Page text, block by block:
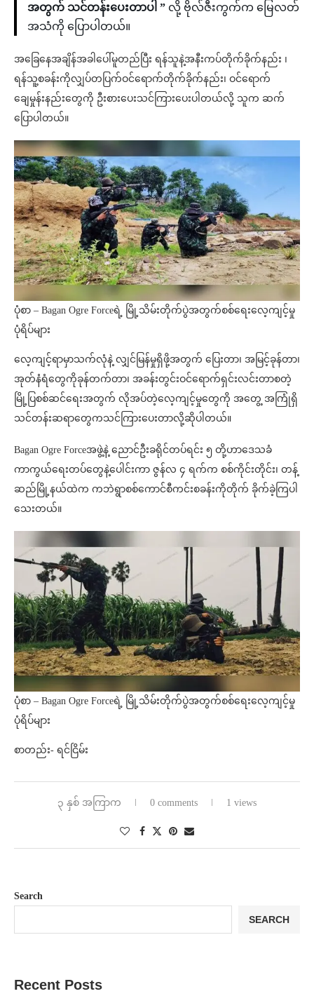
အတွက် သင်တန်းပေးတာပါ ” လို့ ဗိုလ်ဇီးကွက်က မြေလတ်
အသံကို ပြောပါတယ်။
အခြေနေအချိန်အခါပေါ်မူတည်ပြီး ရန်သူနဲ့အနီးကပ်တိုက်ခိုက်နည်း ၊
ရန်သူ့စခန်းကိုလျှပ်တပြက်ဝင်ရောက်တိုက်ခိုက်နည်း၊ ဝင်ရောက်
ချေမှုန်းနည်းတွေကို ဦးစားပေးသင်ကြားပေးပါတယ်လို့ သူက ဆက်
ပြောပါတယ်။
ပုံစာ – Bagan Ogre Forceရဲ့ မြို့သိမ်းတိုက်ပွဲအတွက်စစ်ရေးလေ့ကျင့်မှု
ပုံရိပ်များ
လေ့ကျင့်ရာမှာသက်လုံနဲ့ လျှင်မြန်မှုရှိဖို့အတွက် ပြေးတာ၊ အမြင့်ခုန်တာ၊
အုတ်နံရံတွေကိုခုန်တက်တာ၊ အခန်းတွင်းဝင်ရောက်ရှင်းလင်းတာစတဲ့
မြို့ပြစစ်ဆင်ရေးအတွက် လိုအပ်တဲ့လေ့ကျင့်မှုတွေကို အတွေ့ အကြုံရှိ
သင်တန်းဆရာတွေကသင်ကြားပေးတာလို့ဆိုပါတယ်။
Bagan Ogre Forceအဖွဲ့နဲ့ ညောင်ဦးခရိုင်တပ်ရင်း ၅ တို့ဟာဒေသခံ
ကာကွယ်ရေးတပ်တွေနဲ့ပေါင်းကာ ဇွန်လ ၄ ရက်က စစ်ကိုင်းတိုင်း၊ တန့်
ဆည်မြို့နယ်ထဲက ကဘဲရွာစစ်ကောင်စီကင်းစခန်းကိုတိုက် ခိုက်ခဲ့ကြပါ
သေးတယ်။
ပုံစာ – Bagan Ogre Forceရဲ့ မြို့သိမ်းတိုက်ပွဲအတွက်စစ်ရေးလေ့ကျင့်မှု
ပုံရိပ်များ
စာတည်း- ရင်ငြိမ်း
၃ နှစ် အကြာက 0 comments 1 views
Search
SEARCH
Recent Posts